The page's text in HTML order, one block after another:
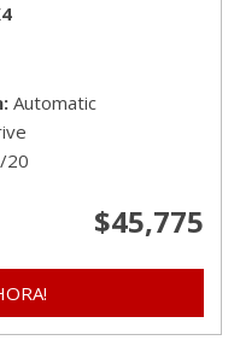
Automatic
20
$45,775